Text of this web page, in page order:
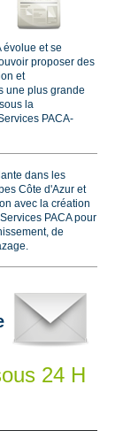
évolue et se
proposer des
et
une plus grande
la
PACA-
dans les
Côte d'Azur et
avec la création
PACA pour
de
24 H